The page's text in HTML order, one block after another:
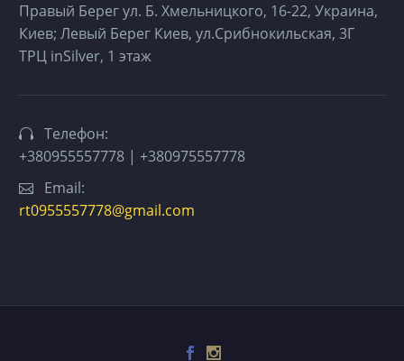
Правый Берег ул. Б. Хмельницкого, 16-22, Украина,
Киев; Левый Берег Киев, ул.Срибнокильская, 3Г
ТРЦ inSilver, 1 этаж
Телефон:
+380955557778 | +380975557778
Email:
rt0955557778@gmail.com